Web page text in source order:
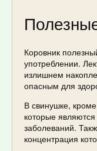
Коровник
употреблении.
излишнем
опасным для
В свинушке,
которые
заболеваний.
концентрация